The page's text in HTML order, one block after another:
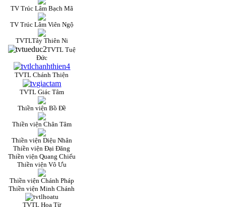
TV Trúc Lâm Bạch Mã
TV Trúc Lâm Viên Ngộ
TVTLTây Thiên Ni
TVTL Tuệ
Đức
TVTL Chánh Thiện
TVTL Giác Tâm
Thiền viện Bồ Đề
Thiền viện Chân Tâm
Thiền viện Diệu Nhân
Thiền viện Đại Đăng
Thiền viện Quang Chiếu
Thiền viện Vô Ưu
Thiền viện Chánh Pháp
Thiền viện Minh Chánh
TVTL Hoa Từ